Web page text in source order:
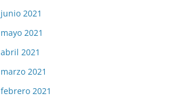
junio 2021
mayo 2021
abril 2021
marzo 2021
febrero 2021